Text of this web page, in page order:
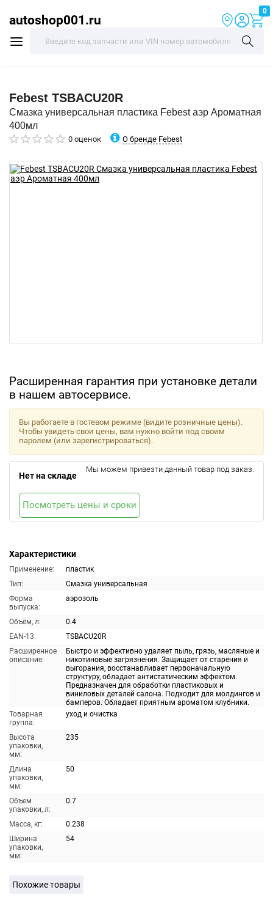
autoshop001.ru
0
Febest TSBACU20R
Смазка универсальная пластика Febest аэр Ароматная
400мл
0 оценок О бренде Febest
Расширенная гарантия при установке детали
в нашем автосервисе.
Характеристики
Применение:
пластик
Тип:
Смазка универсальная
Форма
выпуска:
аэрозоль
Объём, л:
0.4
EAN-13:
TSBACU20R
Расширенное
описание:
Быстро и эффективно удаляет пыль, грязь, масляные и
никотиновые загрязнения. Защищает от старения и
выгорания, восстанавливает первоначальную
структуру, обладает антистатическим эффектом.
Предназначен для обработки пластиковых и
виниловых деталей салона. Подходит для молдингов и
бамперов. Обладает приятным ароматом клубники.
Товарная
группа:
уход и очистка
Высота
упаковки,
мм:
235
Длина
упаковки,
мм:
50
Объем
упаковки, л:
0.7
Масса, кг:
0.238
Ширина
упаковки,
мм:
54
Вы работаете в гостевом режиме (видите розничные цены).
Чтобы увидеть свои цены, вам нужно войти под своим
паролем (или зарегистрироваться).
Нет на складе
Мы можем привезти данный товар под заказ.
Посмотреть цены и сроки
Похожие товары